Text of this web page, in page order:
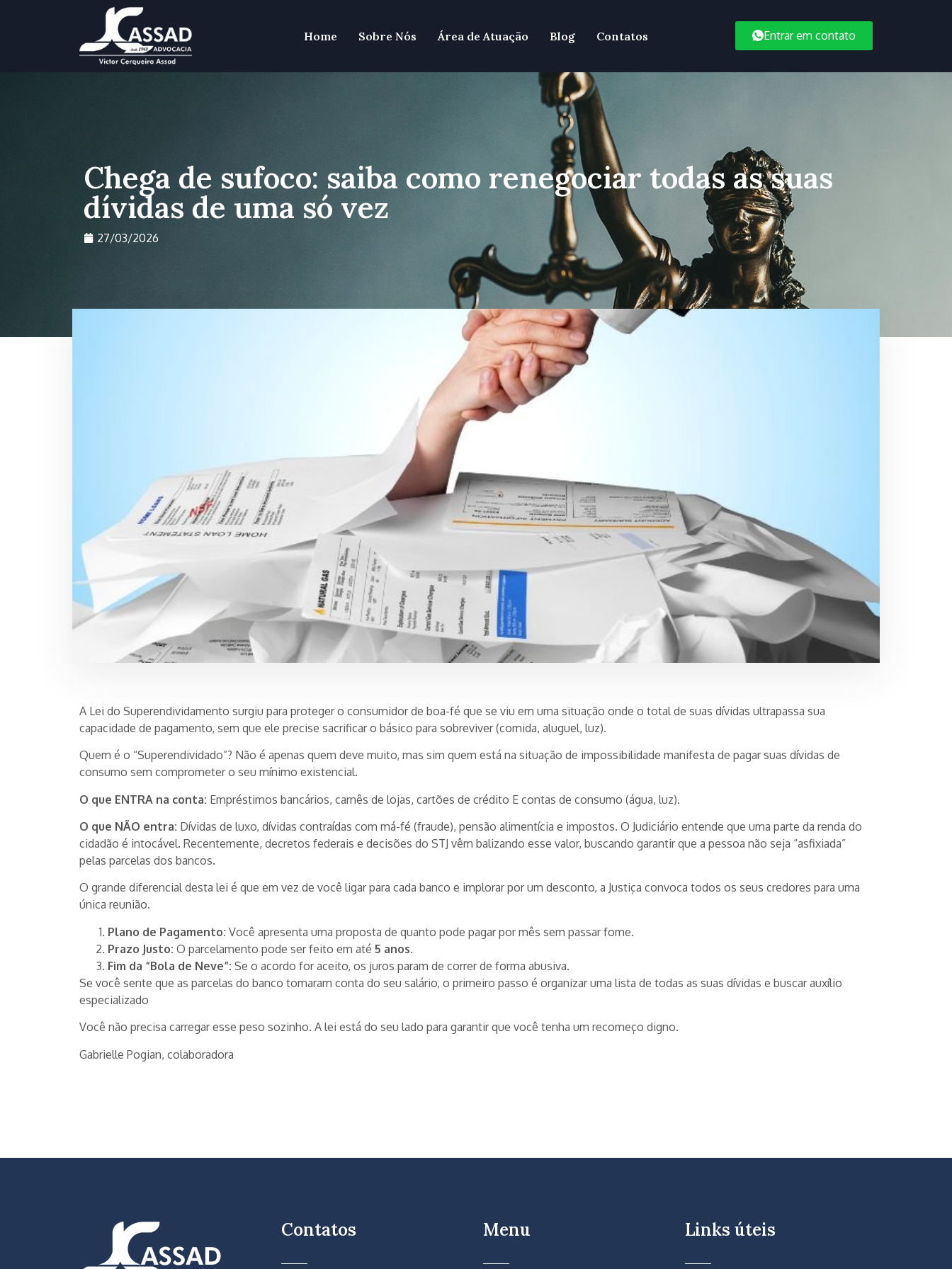
Home Sobre Nós Área de Atuação Blog Contatos Entrar em contato
Chega de sufoco: saiba como renegociar todas as suas
dívidas de uma só vez
27/03/2026
A Lei do Superendividamento surgiu para proteger o consumidor de boa-fé que se viu em uma situação onde o total de suas dívidas ultrapassa sua
capacidade de pagamento, sem que ele precise sacrificar o básico para sobreviver (comida, aluguel, luz).
Quem é o “Superendividado”? Não é apenas quem deve muito, mas sim quem está na situação de impossibilidade manifesta de pagar suas dívidas de
consumo sem comprometer o seu mínimo existencial.
O que ENTRA na conta: Empréstimos bancários, carnês de lojas, cartões de crédito E contas de consumo (água, luz).
O que NÃO entra: Dívidas de luxo, dívidas contraídas com má-fé (fraude), pensão alimentícia e impostos. O Judiciário entende que uma parte da renda do
cidadão é intocável. Recentemente, decretos federais e decisões do STJ vêm balizando esse valor, buscando garantir que a pessoa não seja “asfixiada”
pelas parcelas dos bancos.
O grande diferencial desta lei é que em vez de você ligar para cada banco e implorar por um desconto, a Justiça convoca todos os seus credores para uma
única reunião.
Plano de Pagamento: Você apresenta uma proposta de quanto pode pagar por mês sem passar fome.
Prazo Justo: O parcelamento pode ser feito em até 5 anos.
Fim da “Bola de Neve”: Se o acordo for aceito, os juros param de correr de forma abusiva.
Se você sente que as parcelas do banco tomaram conta do seu salário, o primeiro passo é organizar uma lista de todas as suas dívidas e buscar auxílio
especializado
Você não precisa carregar esse peso sozinho. A lei está do seu lado para garantir que você tenha um recomeço digno.
Gabrielle Pogian, colaboradora
Contatos Menu Links úteis